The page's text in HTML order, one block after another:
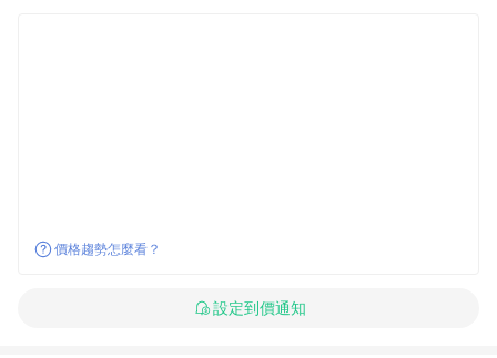
價格趨勢怎麼看？
設定到價通知